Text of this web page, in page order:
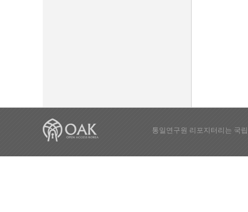
통일연구원 리포지터리는 국